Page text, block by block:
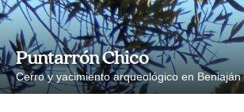
Puntarrón Chico
Cerro y yacimiento arqueológico en Beniaján